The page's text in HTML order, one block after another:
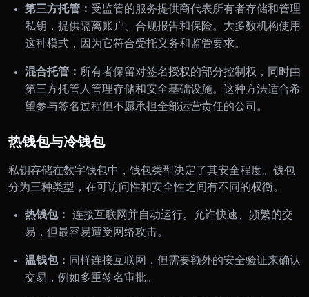
第三方托管： 受监管的服务提供商代表所有者存储和管理
私钥，提供隔离账户、合规报告和保险。大多数机构使用
这种模式，因为它符合受托义务和监管要求。
混合托管： 所有者保留对签名授权的部分控制权，同时由
第三方托管人管理存储和安全基础设施。这种方法适合希
望参与签名过程但不愿承担全部运营责任的公司。
热钱包与冷钱包
私钥存储在数字钱包中，钱包类型决定了其安全程度。钱包
分为三种类型，在可访问性和安全性之间有不同的权衡。
热钱包： 连接互联网并自动运行。允许快速、频繁的交
易，但最容易遭受网络攻击。
温钱包： 同样连接互联网，但需要额外的安全验证来确认
交易，例如多重签名审批。